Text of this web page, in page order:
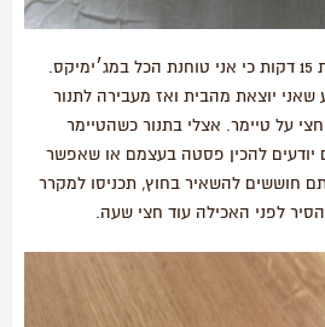
ההכנה לוקחת 15 דקות כי אני טוחנת הכל במג׳ימיקס.
יוצאת מהבית ואז מעבירה לתנור
לשעה וחצי על טיימר. אצלי בתנור כשהטיימר
יודעים להכין פסטה בעצמם או שאפשר
חוששים להשאיר בחוץ, תכניסו למקרר
לפני האכילה עוד חצי שעה.